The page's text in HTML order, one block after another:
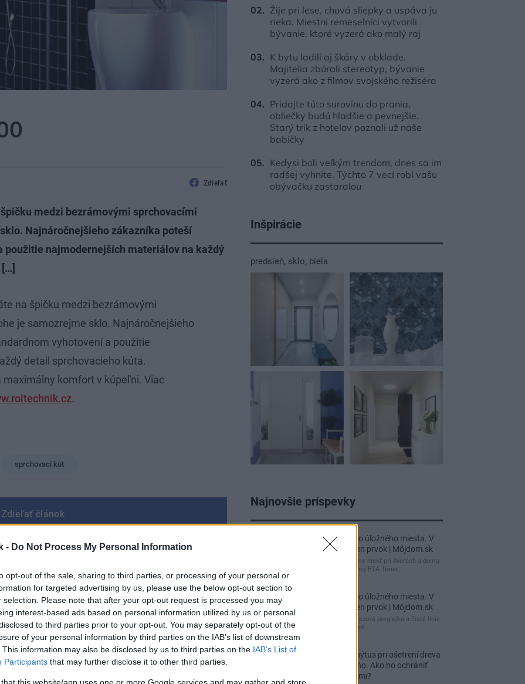
- Do Not Process My Personal Information
opt-out of the sale, sharing to third parties, or processing of your personal or
for targeted advertising by us, please use the below opt-out section to
selection. Please note that after your opt-out request is processed you may
interest-based ads based on personal information utilized by us or personal
to third parties prior to your opt-out. You may separately opt-out of the
of your personal information by third parties on the IAB’s list of downstream
This information may also be disclosed by us to third parties on the IAB’s List of
Participants that may further disclose it to other third parties.
this website/app uses one or more Google services and may gather and store
Zdieľať
medzi bezrámovými sprchovacími
Najnáročnejšieho zákazníka poteší
použitie najmodernejších materiálov na každý
na špičku medzi bezrámovými
je samozrejme sklo. Najnáročnejšieho
vyhotovení a použitie
detail sprchovacieho kúta.
komfort v kúpeľni. Viac
.
sprchovací kút
Zdieľať článok
Žije pri lese, chová sliepky a uspáva ju
rieka. Miestni remeselníci vytvorili
bývanie, ktoré vyzerá ako malý raj
K bytu ladili aj škáry v obklade.
Majitelia zbúrali stereotyp, bývanie
vyzerá ako z filmov svojského režiséra
Pridajte túto surovinu do prania,
obliečky budú hladšie a pevnejšie.
Starý trik z hotelov poznali už naše
babičky
Kedysi boli veľkým trendom, dnes sa im
radšej vyhnite. Týchto 7 vecí robí vašu
obývačku zastaralou
Inšpirácie
predsieň, sklo, biela
Najnovšie príspevky
Re: Takto sa rieši málo úložného miesta. V
tomto byte stačil jeden prvok | Môjdom.sk
My napríklad labky utierame hneď pri dverách a doma
pred dvere používame tyčový ETA Terier…
Re: Takto sa rieši málo úložného miesta. V
tomto byte stačil jeden prvok | Môjdom.sk
Dizajn je to nádherný, tá brezová preglejka a čisté línie
vyzerajú super. Ale vždy, keď…
Re: Toto je najväčší mýtus pri ošetrení dreva
a môže vás vyjsť draho. Ako ho ochrániť
pred hnitím a škodcami?